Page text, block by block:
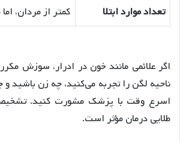
تعداد موارد ابتلا
کمتر از مردان،
اگر علائمی مانند خون در ادرار، سوزش
ناحیه لگن را تجربه می‌کنید، چه زن باشید
اسرع وقت با پزشک مشورت کنید.
طلایی درمان مؤثر است.